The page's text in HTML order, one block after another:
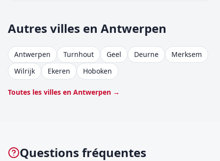
Autres villes en Antwerpen
Antwerpen Turnhout Geel Deurne
Merksem
Wilrijk
Ekeren Hoboken
Toutes les villes en Antwerpen →
Questions fréquentes